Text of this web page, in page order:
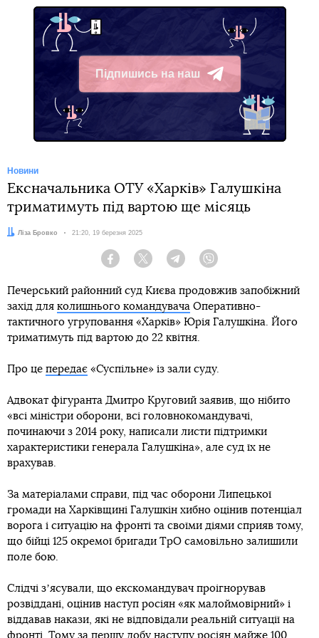
Підпишись на наш
Telegram
Новини
Ексначальника ОТУ «Харків» Галушкіна
триматимуть під вартою ще місяць
Автор:
Ліза Бровко Дата:
21:20, 19 березня 2025
Facebook Twitter Telegram
Печерський районний суд Києва продовжив запобіжний
захід для колишнього командувача Оперативно-
тактичного угруповання «Харків» Юрія Галушкіна. Його
триматимуть під вартою до 22 квітня.
Про це передає «Суспільне» із зали суду.
Адвокат фігуранта Дмитро Круговий заявив, що нібито
«всі міністри оборони, всі головнокомандувачі,
починаючи з 2014 року, написали листи підтримки
характеристики генерала Галушкіна», але суд їх не
врахував.
За матеріалами справи, під час оборони Липецької
громади на Харківщині Галушкін хибно оцінив потенціал
ворога і ситуацію на фронті та своїми діями сприяв тому,
що бійці 125 окремої бригади ТрО самовільно залишили
поле бою.
Слідчі зʼясували, що екскомандувач проігнорував
розвіддані, оцінив наступ росіян «як малоймовірний» і
віддавав накази, які не відповідали реальній ситуації на
фронті. Тому за першу добу наступу росіян майже 100